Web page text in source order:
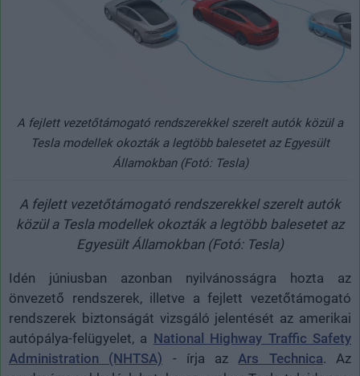
A fejlett vezetőtámogató rendszerekkel szerelt autók közül a
Tesla modellek okozták a legtöbb balesetet az Egyesült
Államokban (Fotó: Tesla)
A fejlett vezetőtámogató rendszerekkel szerelt autók
közül a Tesla modellek okozták a legtöbb balesetet az
Egyesült Államokban (Fotó: Tesla)
Idén júniusban azonban nyilvánosságra hozta az
önvezető rendszerek, illetve a fejlett vezetőtámogató
rendszerek biztonságát vizsgáló jelentését az amerikai
autópálya-felügyelet, a National Highway Traffic Safety
Administration (NHTSA) - írja az Ars Technica. Az